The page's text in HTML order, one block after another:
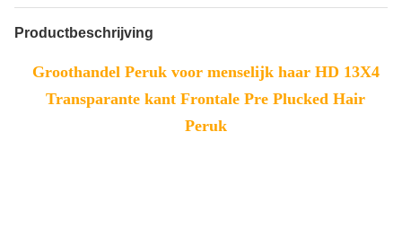
Productbeschrijving
Groothandel Peruk voor menselijk haar HD 13X4
Transparante kant Frontale Pre Plucked Hair
Peruk